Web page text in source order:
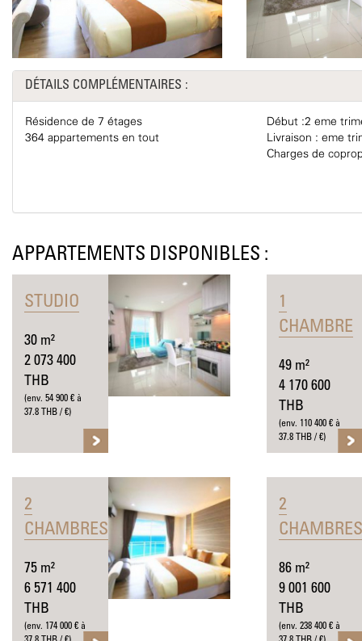
DÉTAILS COMPLÉMENTAIRES :
Résidence de 7 étages
Début :2 eme
364 appartements en tout
Livraison : eme
Charges de
APPARTEMENTS DISPONIBLES :
STUDIO
30 m²
2 073 400
THB
(env. 54 900 € à
37.8 THB / €)
1
CHAMBRE
49 m²
4 170 600
THB
(env. 110 400 € à
37.8 THB / €)
2
CHAMBRES
75 m²
6 571 400
THB
(env. 174 000 € à
2
CHAMBRES
86 m²
9 001 600
THB
(env. 238 400 € à